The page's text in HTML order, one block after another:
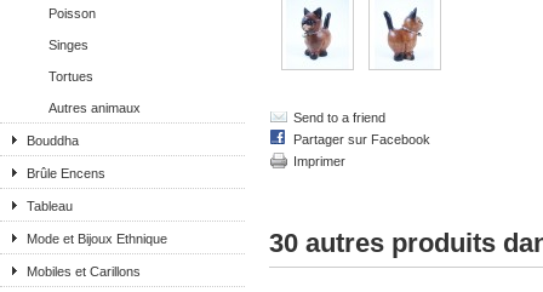
Poisson
Singes
Tortues
Autres animaux
Bouddha
Brûle Encens
Tableau
Mode et Bijoux Ethnique
Mobiles et Carillons
Send to a friend
Partager sur Facebook
Imprimer
30 autres produits